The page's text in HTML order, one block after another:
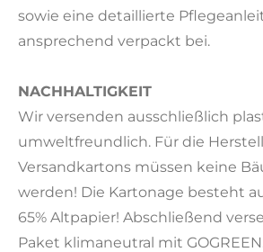
sowie eine detaillierte
ansprechend verpackt bei.
NACHHALTIGKEIT
Wir versenden ausschließlich
umweltfreundlich. Für die
Versandkartons müssen keine
werden! Die Kartonage besteht
65% Altpapier! Abschließend
Paket klimaneutral mit